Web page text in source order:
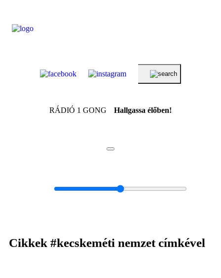
RÁDIÓ 1 GONG Hallgassa élőben!
Cikkek #kecskeméti nemzetcímkével